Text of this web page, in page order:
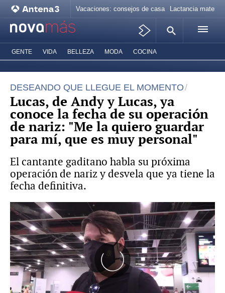
Vacaciones: consejos de casa Lactancia materna
GENTE VIDA BELLEZA MODA COCINA
DESEANDO QUE LLEGUE EL MOMENTO
Lucas, de Andy y Lucas, ya
conoce la fecha de su operación
de nariz: "Me la quiero guardar
para mí, que es muy personal"
El cantante gaditano habla su próxima
operación de nariz y desvela que ya tiene la
fecha definitiva.